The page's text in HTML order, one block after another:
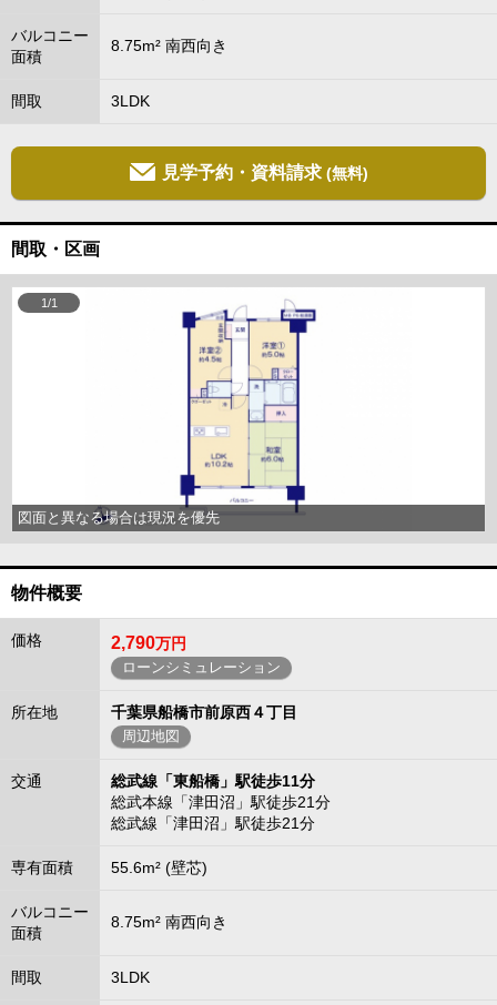
バルコニー
面積
8.75m² 南西向き
間取 3LDK
見学予約・資料請求 (無料)
間取・区画
図面と異なる場合は現況を優先
1/1
物件概要
価格 2,790万円
ローンシミュレーション
所在地 千葉県船橋市前原西４丁目
周辺地図
交通
総武線「東船橋」駅徒歩11分
総武本線「津田沼」駅徒歩21分
総武線「津田沼」駅徒歩21分
専有面積 55.6m² (壁芯)
バルコニー
面積
8.75m² 南西向き
間取 3LDK